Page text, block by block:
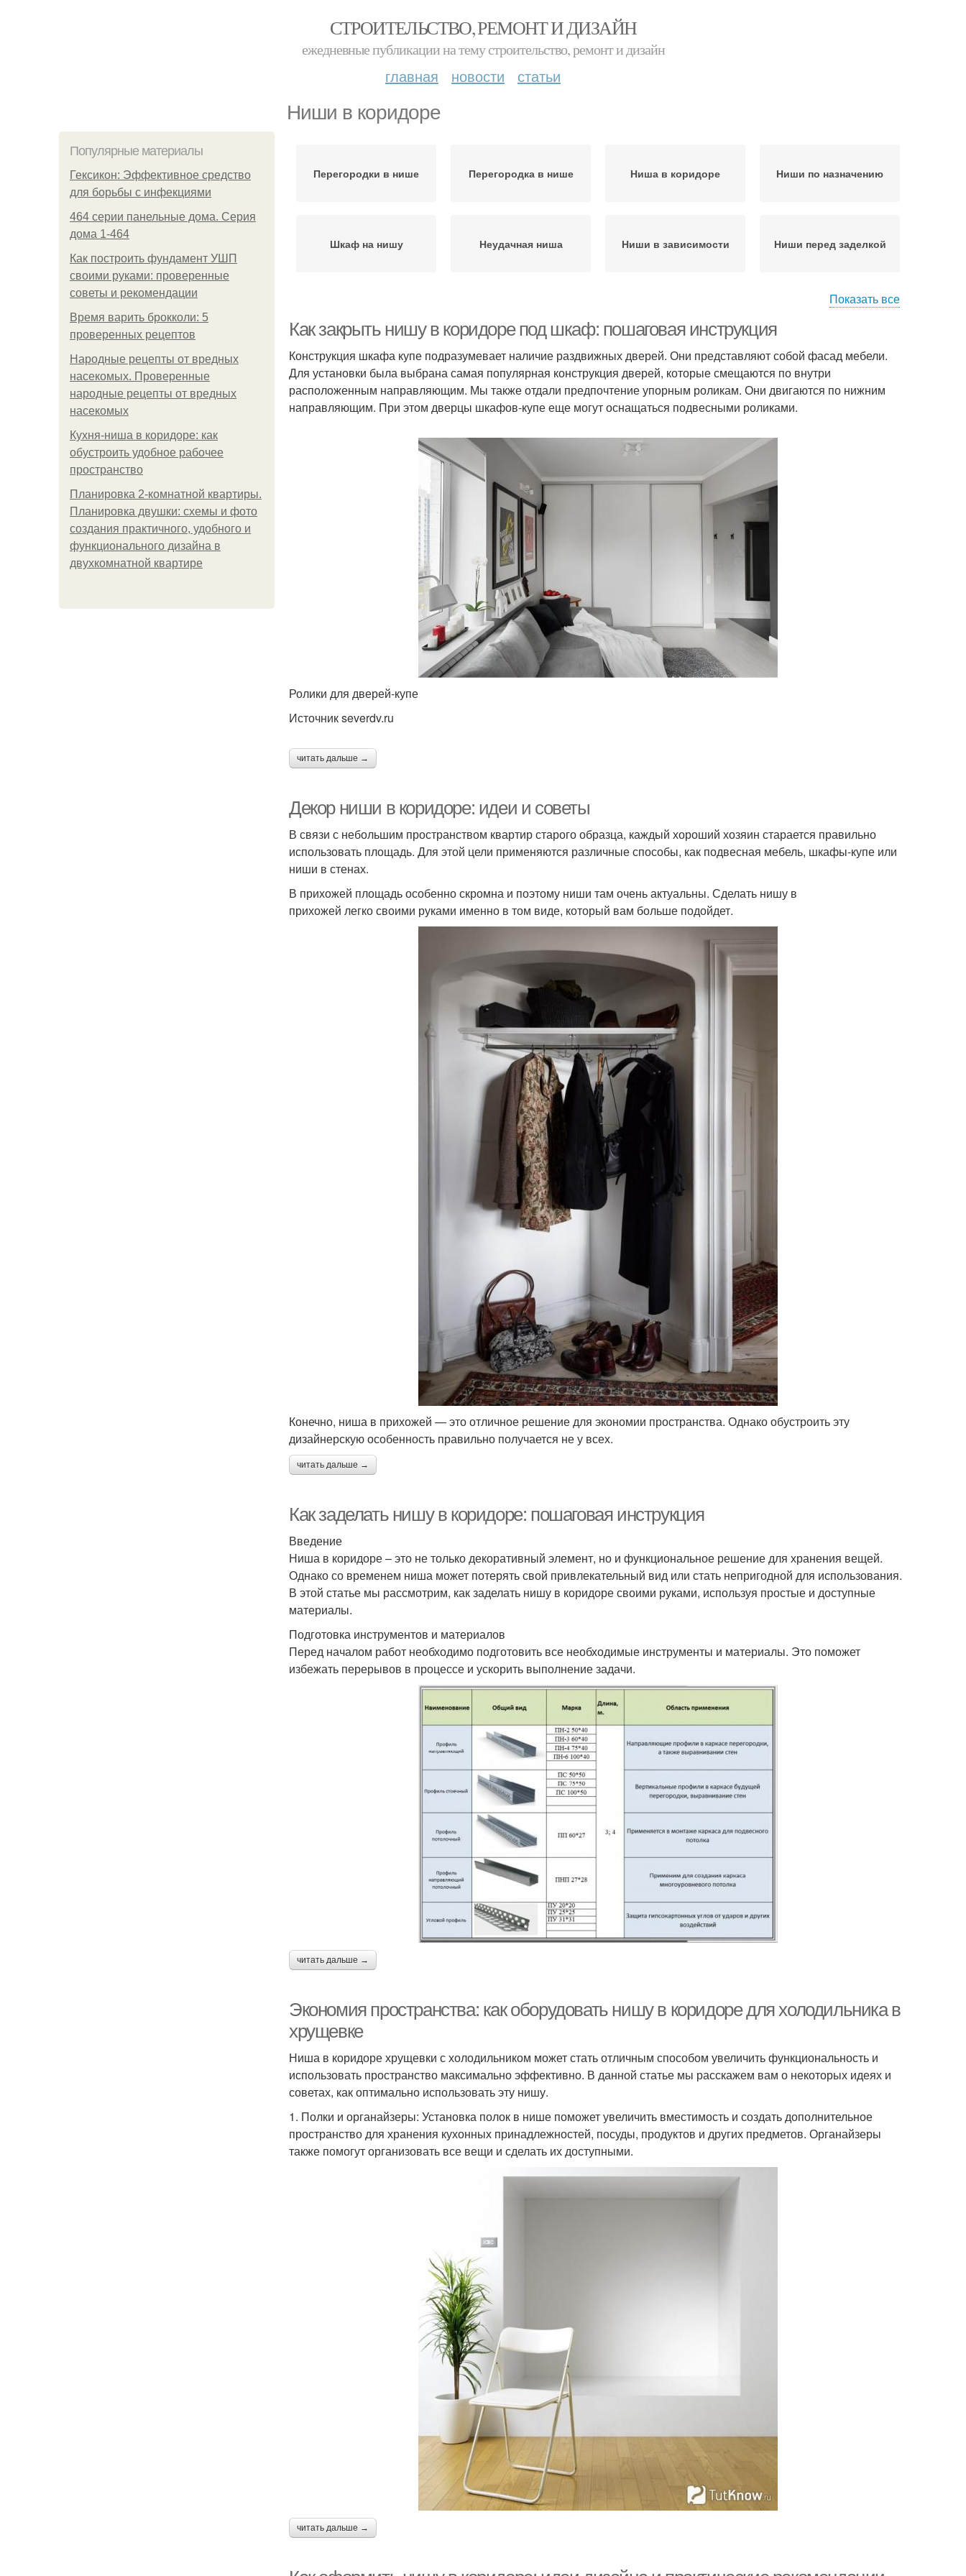
СТРОИТЕЛЬСТВО, РЕМОНТ И ДИЗАЙН
ежедневные публикации на тему строительство, ремонт и дизайн
главная новости статьи
Ниши в коридоре
Популярные материалы
Гексикон: Эффективное средство
для борьбы с инфекциями
464 серии панельные дома. Серия
дома 1-464
Как построить фундамент УШП
своими руками: проверенные
советы и рекомендации
Время варить брокколи: 5
проверенных рецептов
Народные рецепты от вредных
насекомых. Проверенные
народные рецепты от вредных
насекомых
Кухня-ниша в коридоре: как
обустроить удобное рабочее
пространство
Планировка 2-комнатной квартиры.
Планировка двушки: схемы и фото
создания практичного, удобного и
функционального дизайна в
двухкомнатной квартире
Перегородки в нише Перегородка в нише Ниша в коридоре Ниши по назначению
Шкаф на нишу Неудачная ниша Ниши в зависимости Ниши перед заделкой
холодильника
Гамма для ниши Ниши для коридора Ниши для коридоров Места для ниши
Ниши в стене Идеи для ниши
Занавески для ниши Ниши в квартире
Ниша с зеркалом
Дизайн для коридора
Показать все
Как закрыть нишу в коридоре под шкаф: пошаговая инструкция
Конструкция шкафа купе подразумевает наличие раздвижных дверей. Они представляют собой фасад мебели.
Для установки была выбрана самая популярная конструкция дверей, которые смещаются по внутри
расположенным направляющим. Мы также отдали предпочтение упорным роликам. Они двигаются по нижним
направляющим. При этом дверцы шкафов-купе еще могут оснащаться подвесными роликами.
Ролики для дверей-купе
Источник severdv.ru
читать дальше →
Декор ниши в коридоре: идеи и советы
В связи с небольшим пространством квартир старого образца, каждый хороший хозяин старается правильно
использовать площадь. Для этой цели применяются различные способы, как подвесная мебель, шкафы-купе или
ниши в стенах.
В прихожей площадь особенно скромна и поэтому ниши там очень актуальны. Сделать нишу в
прихожей легко своими руками именно в том виде, который вам больше подойдет.
Конечно, ниша в прихожей — это отличное решение для экономии пространства. Однако обустроить эту
дизайнерскую особенность правильно получается не у всех.
читать дальше →
Как заделать нишу в коридоре: пошаговая инструкция
Введение
Ниша в коридоре – это не только декоративный элемент, но и функциональное решение для хранения вещей.
Однако со временем ниша может потерять свой привлекательный вид или стать непригодной для использования.
В этой статье мы рассмотрим, как заделать нишу в коридоре своими руками, используя простые и доступные
материалы.
Подготовка инструментов и материалов
Перед началом работ необходимо подготовить все необходимые инструменты и материалы. Это поможет
избежать перерывов в процессе и ускорить выполнение задачи.
читать дальше →
Экономия пространства: как оборудовать нишу в коридоре для холодильника в
хрущевке
Ниша в коридоре хрущевки с холодильником может стать отличным способом увеличить функциональность и
использовать пространство максимально эффективно. В данной статье мы расскажем вам о некоторых идеях и
советах, как оптимально использовать эту нишу.
1. Полки и органайзеры: Установка полок в нише поможет увеличить вместимость и создать дополнительное
пространство для хранения кухонных принадлежностей, посуды, продуктов и других предметов. Органайзеры
также помогут организовать все вещи и сделать их доступными.
читать дальше →